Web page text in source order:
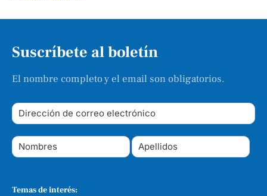
Suscríbete al boletín
El nombre completo y el email son obligatorios.
Temas de interés: